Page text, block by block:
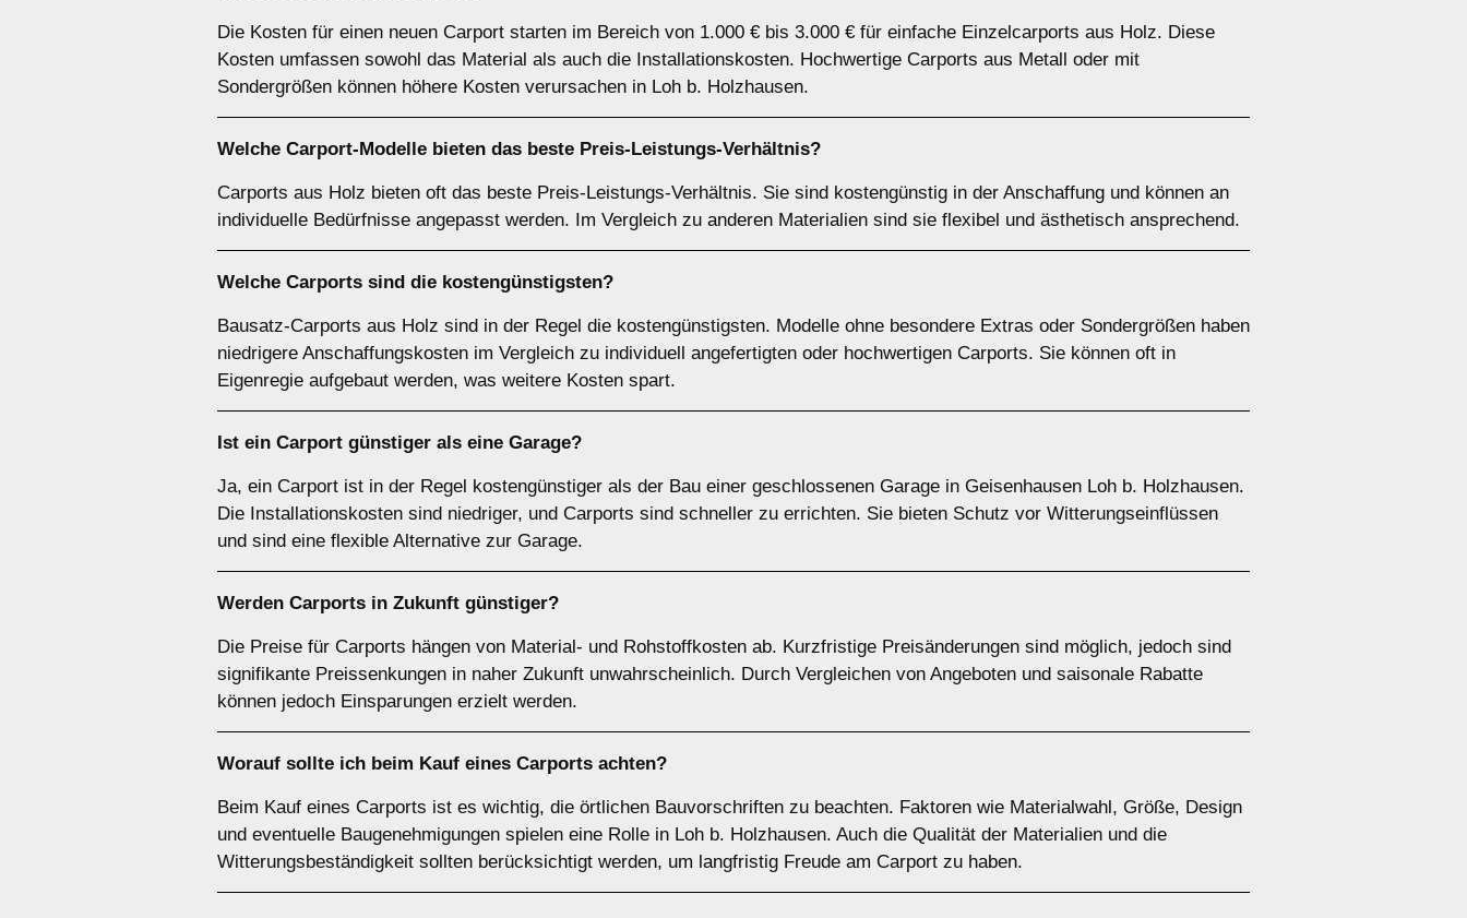
Die Kosten für einen neuen Carport starten im Bereich von 1.000 € bis 3.000 € für einfache Einzelcarports aus Holz. Diese
Kosten umfassen sowohl das Material als auch die Installationskosten. Hochwertige Carports aus Metall oder mit
Sondergrößen können höhere Kosten verursachen in Loh b. Holzhausen.
Welche Carport-Modelle bieten das beste Preis-Leistungs-Verhältnis?
Carports aus Holz bieten oft das beste Preis-Leistungs-Verhältnis. Sie sind kostengünstig in der Anschaffung und können an
individuelle Bedürfnisse angepasst werden. Im Vergleich zu anderen Materialien sind sie flexibel und ästhetisch ansprechend.
Welche Carports sind die kostengünstigsten?
Bausatz-Carports aus Holz sind in der Regel die kostengünstigsten. Modelle ohne besondere Extras oder Sondergrößen haben
niedrigere Anschaffungskosten im Vergleich zu individuell angefertigten oder hochwertigen Carports. Sie können oft in
Eigenregie aufgebaut werden, was weitere Kosten spart.
Ist ein Carport günstiger als eine Garage?
Ja, ein Carport ist in der Regel kostengünstiger als der Bau einer geschlossenen Garage in Geisenhausen Loh b. Holzhausen.
Die Installationskosten sind niedriger, und Carports sind schneller zu errichten. Sie bieten Schutz vor Witterungseinflüssen
und sind eine flexible Alternative zur Garage.
Werden Carports in Zukunft günstiger?
Die Preise für Carports hängen von Material- und Rohstoffkosten ab. Kurzfristige Preisänderungen sind möglich, jedoch sind
signifikante Preissenkungen in naher Zukunft unwahrscheinlich. Durch Vergleichen von Angeboten und saisonale Rabatte
können jedoch Einsparungen erzielt werden.
Worauf sollte ich beim Kauf eines Carports achten?
Beim Kauf eines Carports ist es wichtig, die örtlichen Bauvorschriften zu beachten. Faktoren wie Materialwahl, Größe, Design
und eventuelle Baugenehmigungen spielen eine Rolle in Loh b. Holzhausen. Auch die Qualität der Materialien und die
Witterungsbeständigkeit sollten berücksichtigt werden, um langfristig Freude am Carport zu haben.